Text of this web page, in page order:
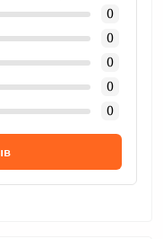
0
0
0
0
0